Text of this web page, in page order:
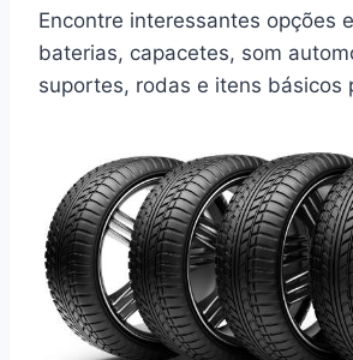
Encontre interessantes opções
baterias, capacetes, som
suportes, rodas e itens básicos